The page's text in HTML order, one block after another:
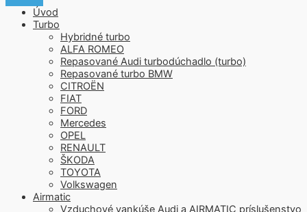
Úvod
Turbo
Hybridné turbo
ALFA ROMEO
Repasované Audi turbodúchadlo (turbo)
Repasované turbo BMW
CITROËN
FIAT
FORD
Mercedes
OPEL
RENAULT
ŠKODA
TOYOTA
Volkswagen
Airmatic
Vzduchové vankúše Audi a AIRMATIC príslušenstvo